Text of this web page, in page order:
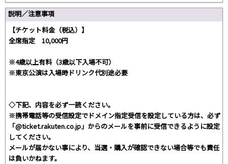
説明／注意事項
【チケット料金（税込）】
全席指定 10,000円
※4歳以上有料（3歳以下入場不可）
※東京公演は入場時ドリンク代別途必要
◇下記、内容を必ず一読ください。
※携帯電話等の受信設定でドメイン指定受信を設定している方は、必ず
「@ticket.rakuten.co.jp」からのメールを事前に受信できるように設定
してください。
メールが届かない事により、当選・購入が確認できない場合等でも責任
は負いかねます。